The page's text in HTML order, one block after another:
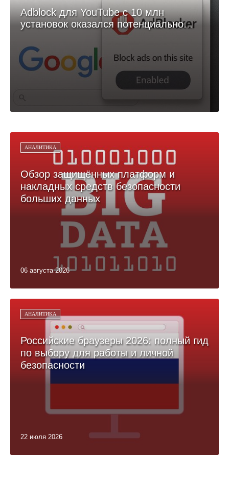
Adblock для YouTube с 10 млн
установок оказался потенциально...
АНАЛИТИКА
Обзор защищённых платформ и
накладных средств безопасности
больших данных
06 августа 2026
АНАЛИТИКА
Российские браузеры 2026: полный гид
по выбору для работы и личной
безопасности
22 июля 2026